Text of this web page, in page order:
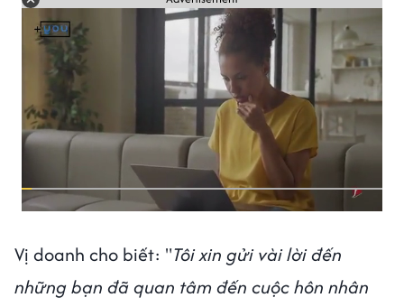
Vị doanh cho biết: "Tôi xin gửi vài lời đến
những bạn đã quan tâm đến cuộc hôn nhân